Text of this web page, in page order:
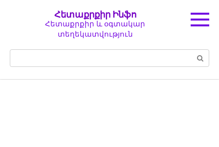
Հետաքրքիր Ինֆո
Հետաքրքիր և օգտակար
տեղեկատվություն